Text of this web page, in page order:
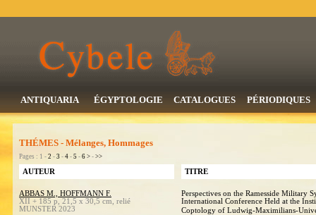
ANTIQUARIA ÉGYPTOLOGIE CATALOGUES PÉRIODIQUES
THÉMES - Mélanges, Hommages
Pages : 1 - 2 - 3 - 4 - 5 - 6 > - >>
AUTEUR TITRE
ABBAS M., HOFFMANN F.
XII + 185 p, 21,5 x 30,5 cm, relié
MUNSTER 2023
Perspectives on the Ramesside Military
International Conference Held at the
Coptology of Ludwig-Maximilians-